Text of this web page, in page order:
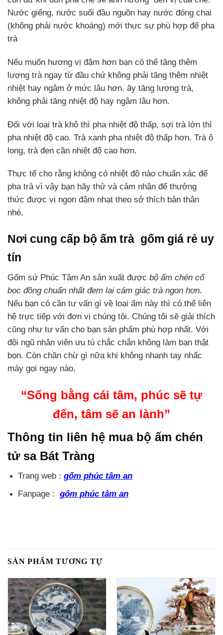
Nước giếng, nước suối đầu nguồn hay nước đóng chai
(không phải nước khoáng) mới thực sự phù hợp để pha
trà
Nếu muốn hương vị đậm hơn bạn có thể tăng thêm
lượng trà ngay từ đầu chứ không phải tăng thêm nhiệt
nhiệt hay ngâm ở mức lâu hơn. ãy tăng lượng trà,
không phải tăng nhiệt độ hay ngâm lâu hơn.
Đối với loại trà khô thì pha nhiệt độ thấp, sợi trà lớn thì
pha nhiệt độ cao. Trà xanh pha nhiệt độ thấp hơn. Trà ô
long, trà đen cần nhiệt độ cao hơn.
Thực tế cho rằng không có nhiệt độ nào chuẩn xác để
pha trà vì vậy bạn hãy thử và cảm nhận để thưởng
thức được vị ngon đậm nhạt theo sở thích bản thân
nhé.
Nơi cung cấp bộ ấm trà gốm giá rẻ uy
tín
Gốm sứ Phúc Tâm An sản xuất được bộ ấm chén cổ
bọc đồng chuẩn nhất đem lại cảm giác trà ngon hơn.
Nếu bạn có cần tư vấn gì về loại ấm này thì có thể liên
hệ trực tiếp với đơn vị chúng tôi. Chúng tôi sẽ giải thích
cũng như tư vấn cho bạn sản phẩm phù hợp nhất. Với
đội ngũ nhân viên ưu tú chắc chắn không làm bạn thật
bọn. Còn chần chừ gì nữa khi không nhanh tay nhấc
máy gọi ngay nào,
“Sống bằng cái tâm, phúc sẽ tự
đến, tâm sẽ an lành”
Thông tin liên hệ mua bộ ấm chén
tử sa Bát Tràng
Trang web : gốm phúc tâm an
Fanpage : gốm phúc tâm an
SẢN PHẨM TƯƠNG TỰ